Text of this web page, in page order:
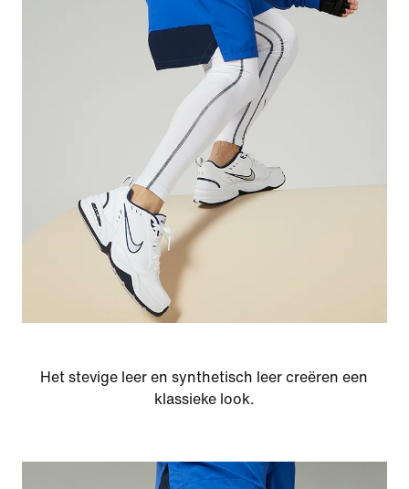
Het stevige leer en synthetisch leer creëren een
klassieke look.